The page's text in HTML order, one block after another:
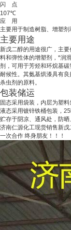
闪 点
107℃
应 用
主要用于制造树脂、增塑剂
主要用途
新戊二醇的用途很广，主
料和弹性体的增塑剂，*润
剂，可用于芳烃和环烷基
耐候性。其氨基烘漆具有
杀虫剂的原料。
包装储运
固态采用袋装，内层为塑
液态采用镀锌铁桶包装，
贮存于阴凉、通风处，防
济南仁源化工现货销售新
一次合作 终身朋友！！！